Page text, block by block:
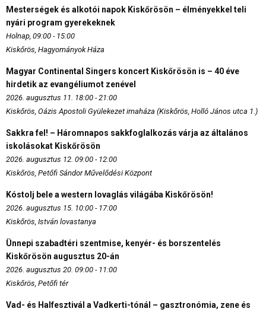
Mesterségek és alkotói napok Kiskőrösön – élményekkel teli
nyári program gyerekeknek
Holnap, 09:00 - 15:00
Kiskőrös, Hagyományok Háza
Magyar Continental Singers koncert Kiskőrösön is – 40 éve
hirdetik az evangéliumot zenével
2026. augusztus 11. 18:00 - 21:00
Kiskőrös, Oázis Apostoli Gyülekezet imaháza (Kiskőrös, Holló János utca 1.)
Sakkra fel! – Háromnapos sakkfoglalkozás várja az általános
iskolásokat Kiskőrösön
2026. augusztus 12. 09:00 - 12:00
Kiskőrös, Petőfi Sándor Művelődési Központ
Kóstolj bele a western lovaglás világába Kiskőrösön!
2026. augusztus 15. 10:00 - 17:00
Kiskőrös, István lovastanya
Ünnepi szabadtéri szentmise, kenyér- és borszentelés
Kiskőrösön augusztus 20-án
2026. augusztus 20. 09:00 - 11:00
Kiskőrös, Petőfi tér
Vad- és Halfesztivál a Vadkerti-tónál – gasztronómia, zene és